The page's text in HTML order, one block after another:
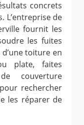
concrets
L’entreprise de
fournit les
les fuites
toiture en
plate, faites
couverture
rechercher
les réparer de